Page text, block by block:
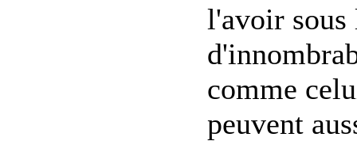
l'avoir sous
comme
peuvent